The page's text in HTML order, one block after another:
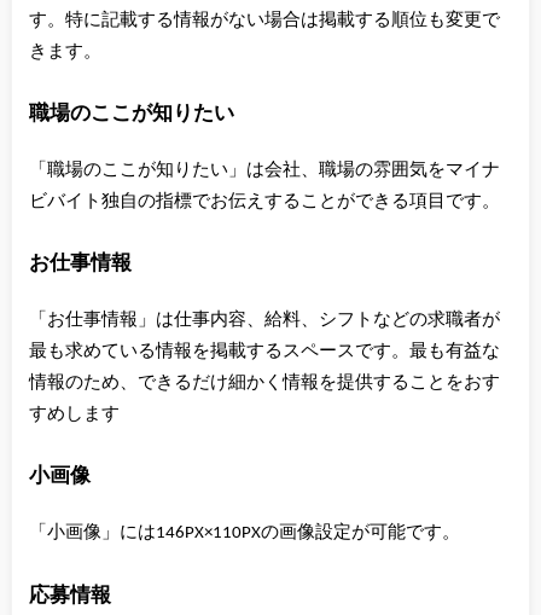
す。特に記載する情報がない場合は掲載する順位も変更で
きます。
職場のここが知りたい
「職場のここが知りたい」は会社、職場の雰囲気をマイナ
ビバイト独自の指標でお伝えすることができる項目です。
お仕事情報
「お仕事情報」は仕事内容、給料、シフトなどの求職者が
最も求めている情報を掲載するスペースです。最も有益な
情報のため、できるだけ細かく情報を提供することをおす
すめします
小画像
「小画像」には146PX×110PXの画像設定が可能です。
応募情報